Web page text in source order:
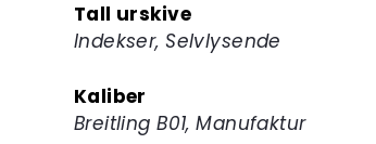
Tall urskive
Indekser, Selvlysende
Kaliber
Breitling B01, Manufaktur